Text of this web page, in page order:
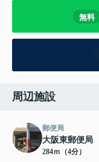
無料
周辺施設
郵便局
大阪東郵便局
284ｍ（4分）